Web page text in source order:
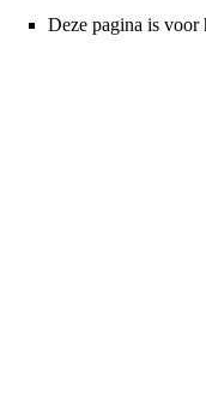
Deze pagina is voor